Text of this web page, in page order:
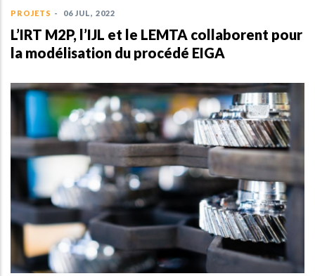
PROJETS - 06 JUL, 2022
L’IRT M2P, l’IJL et le LEMTA collaborent pour
la modélisation du procédé EIGA